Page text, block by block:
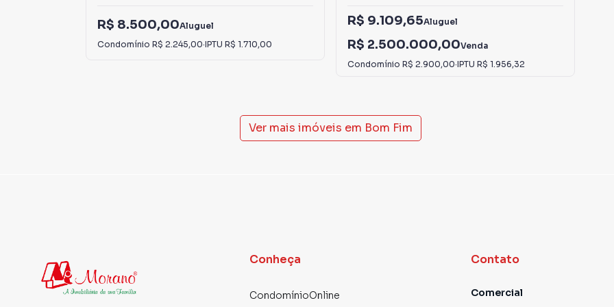
R$ 8.500,00Aluguel
Condomínio R$ 2.245,00·IPTU R$ 1.710,00
R$ 9.109,65Aluguel
R$ 2.500.000,00Venda
Condomínio R$ 2.900,00·IPTU R$ 1.956,32
Ver mais imóveis em Bom Fim
Conheça
CondomínioOnline
Contato
Comercial